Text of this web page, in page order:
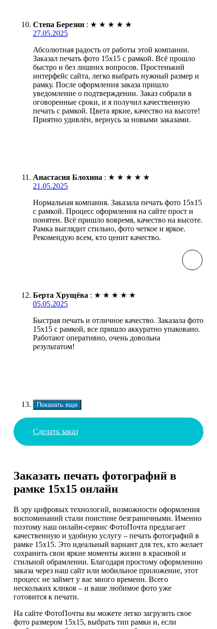
Степа Березин : ★ ★ ★ ★ ★
27.05.2025
Абсолютная радость от работы этой компании.
Заказал печать фото 15х15 с рамкой. Всё прошло
быстро и без лишних вопросов. Простенький
интерфейс сайта, легко выбрать нужный размер и
рамку. После оформления заказа пришло
уведомление о подтверждении. Заказ собрали в
оговоренные сроки, и я получил качественную
печать с рамкой. Цвета яркие, качество на высоте!
Приятно удивлён, вернусь за новыми заказами.
Анастасия Блохина : ★ ★ ★ ★ ★
21.05.2025
Нормальная компания. Заказала печать фото 15х15
с рамкой. Процесс оформления на сайте прост и
понятен. Всё пришло вовремя, качество на высоте.
Рамка выглядит стильно, фото четкое и яркое.
Рекомендую всем, кто ценит качество.
Берта Хрущёва : ★ ★ ★ ★ ★
05.05.2025
Быстрая печать и отличное качество. Заказала фото
15х15 с рамкой, все пришло аккуратно упаковано.
Работают оперативно, очень довольна
результатом!
Показать еще
Сделать заказ
Заказать печать фотографий в
рамке 15х15 онлайн
В эру цифровых технологий, возможности оформления
воспоминаний стали поистине безграничными. Именно
поэтому наш онлайн-сервис ФотоПочта предлагает
качественную и удобную услугу – печать фотографий в
рамке 15х15. Это идеальный вариант для тех, кто желает
сохранить свои яркие моменты жизни в красивой и
стильной обрамлении. Благодаря простому оформлению
заказа через наш сайт или мобильное приложение, этот
процесс не займет у вас много времени. Всего
нескольких кликов – и ваше любимое фото уже
готовится к печати.
На сайте ФотоПочты вы можете легко загрузить свое
фото размером 15х15, выбрать тип рамки и, если